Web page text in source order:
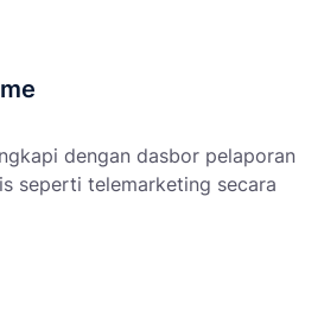
dengan dasbor pelaporan
seperti telemarketing secara